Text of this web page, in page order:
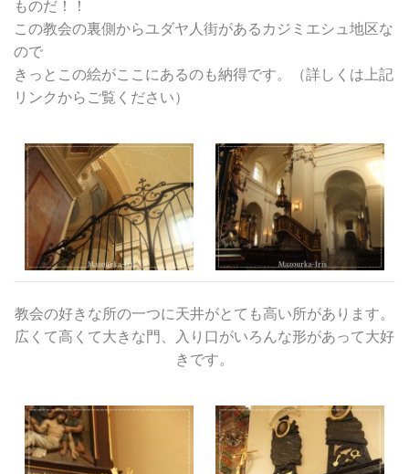
ものだ！！
この教会の裏側からユダヤ人街があるカジミエシュ地区な
ので
きっとこの絵がここにあるのも納得です。（詳しくは上記
リンクからご覧ください）
教会の好きな所の一つに天井がとても高い所があります。
広くて高くて大きな門、入り口がいろんな形があって大好
きです。